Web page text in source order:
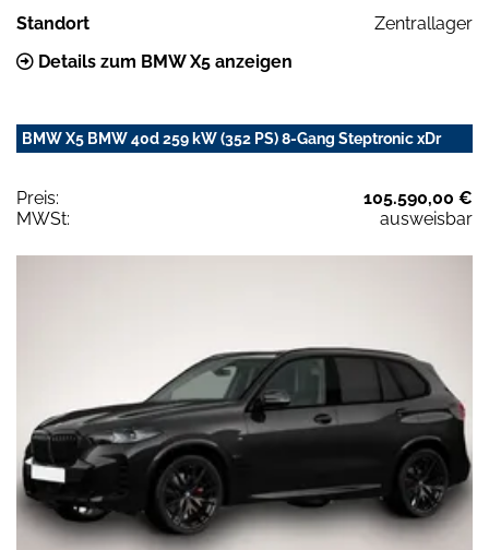
Standort
Zentrallager
Details zum BMW X5 anzeigen
BMW X5 BMW 40d 259 kW (352 PS) 8-Gang Steptronic xDr
Preis:
105.590,00 €
MWSt:
ausweisbar